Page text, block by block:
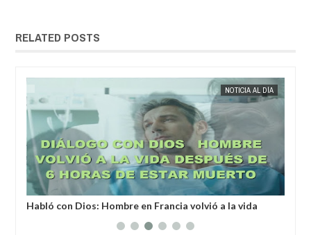
RELATED POSTS
MAY 25,
NOTICIA AL DÍA
Habló con Dios: Hombre en Francia volvió a la vida